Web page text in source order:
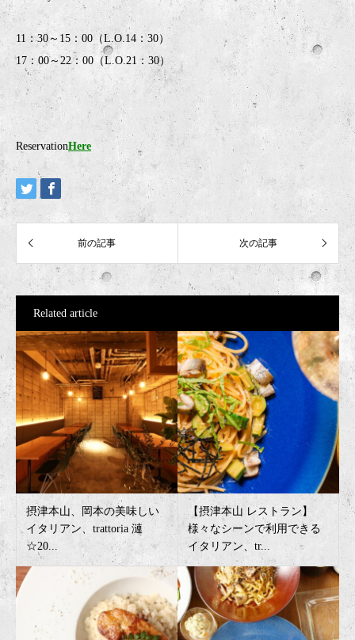
11：30～15：00（L.O.14：30）
17：00～22：00（L.O.21：30）
ReservationHere
Related article
摂津本山、岡本の美味しい
イタリアン、trattoria 漣
☆20...
【摂津本山 レストラン】
様々なシーンで利用できる
イタリアン、tr...